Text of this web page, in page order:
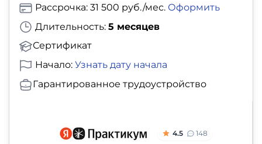
Длительность: 5 месяцев
Сертификат
Рассрочка: 31 500 руб./мес. Оформить
Начало: Узнать дату начала
Гарантированное трудоустройство
4.5 148